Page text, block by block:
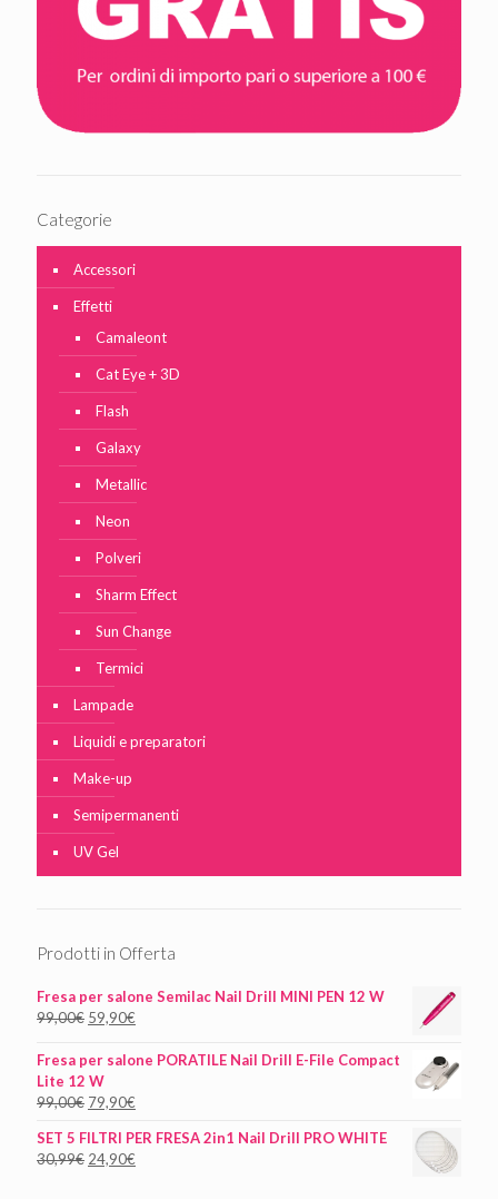
Categorie
Accessori
Effetti
Camaleont
Cat Eye + 3D
Flash
Galaxy
Metallic
Neon
Polveri
Sharm Effect
Sun Change
Termici
Lampade
Liquidi e preparatori
Make-up
Semipermanenti
UV Gel
Prodotti in Offerta
Fresa per salone Semilac Nail Drill MINI PEN 12 W
99,00€ 59,90€
Fresa per salone PORATILE Nail Drill E-File Compact
Lite 12 W
99,00€ 79,90€
SET 5 FILTRI PER FRESA 2in1 Nail Drill PRO WHITE
30,99€ 24,90€